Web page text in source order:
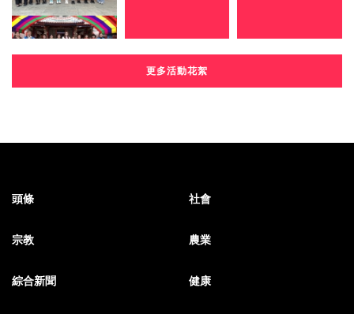
更多活動花絮
頭條 社會
宗教 農業
綜合新聞 健康